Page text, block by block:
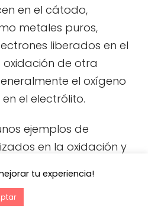
en el cátodo,
metales puros,
liberados en el
de otra
el oxígeno
el electrólito.
ejemplos de
en la oxidación y
en su efectividad
metales de
tu experiencia!